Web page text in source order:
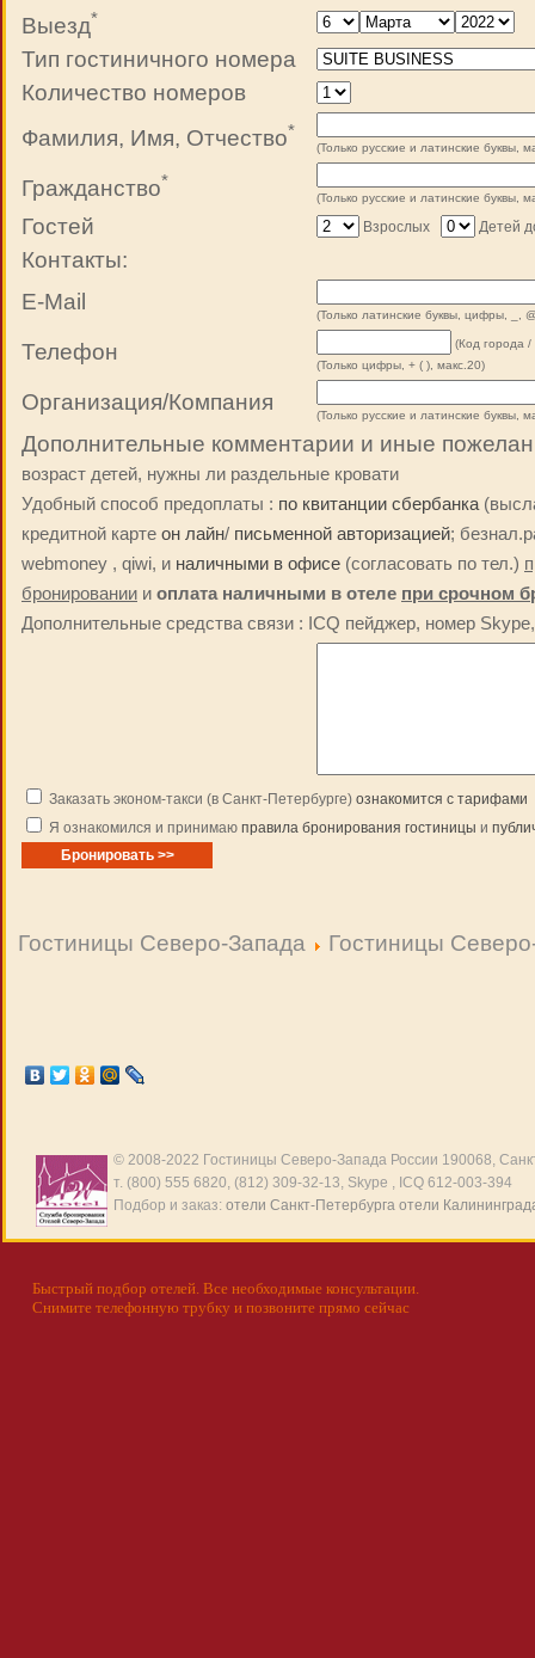
Выезд*
Тип гостиничного номера
Количество номеров
Фамилия, Имя, Отчество*
(Только русские и латинские буквы,
Гражданство*
(Только русские и латинские буквы,
Гостей Взрослых Детей
Контакты:
E-Mail
(Только латинские буквы, цифры, _,
Телефон
(Код города
(Только цифры, + ( ), макс.20)
Организация/Компания
(Только русские и латинские буквы,
Дополнительные комментарии и иные
возраст детей, нужны ли раздельные кровати
Удобный способ предоплаты : по квитанции сбербанка
кредитной карте он лайн/ письменной авторизацией;
webmoney , qiwi, и наличными в офисе (согласовать по тел.)
бронировании и оплата наличными в отеле при срочном
Дополнительные средства связи : ICQ пейджер, номер
Заказать эконом-такси (в Санкт-Петербурге) ознакомится с тарифами
Я ознакомился и принимаю правила бронирования гостиницы и
Гостиницы Северо-Запада Гостиницы
© 2008-2022 Гостиницы Северо-Запада России 190068,
т. (800) 555 6820, (812) 309-32-13, Skype , ICQ 612-003-394
Подбор и заказ: отели Санкт-Петербурга отели
Быстрый подбор отелей. Все необходимые консультации.
Снимите телефонную трубку и позвоните прямо сейчас